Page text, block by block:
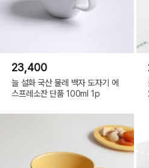
23,400
늘 설화 국산 물레 백자 도자기 에
스프레소잔 단품 100ml 1p